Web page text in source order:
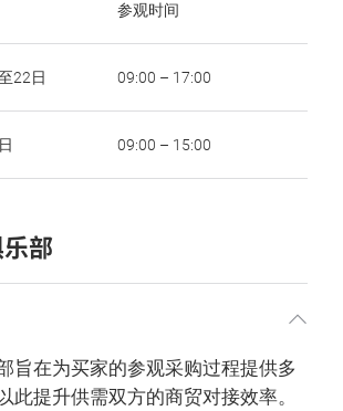
参观时间
22日 09:00 – 17:00
09:00 – 15:00
部
旨在为买家的参观采购过程提供多
此提升供需双方的商贸对接效率。